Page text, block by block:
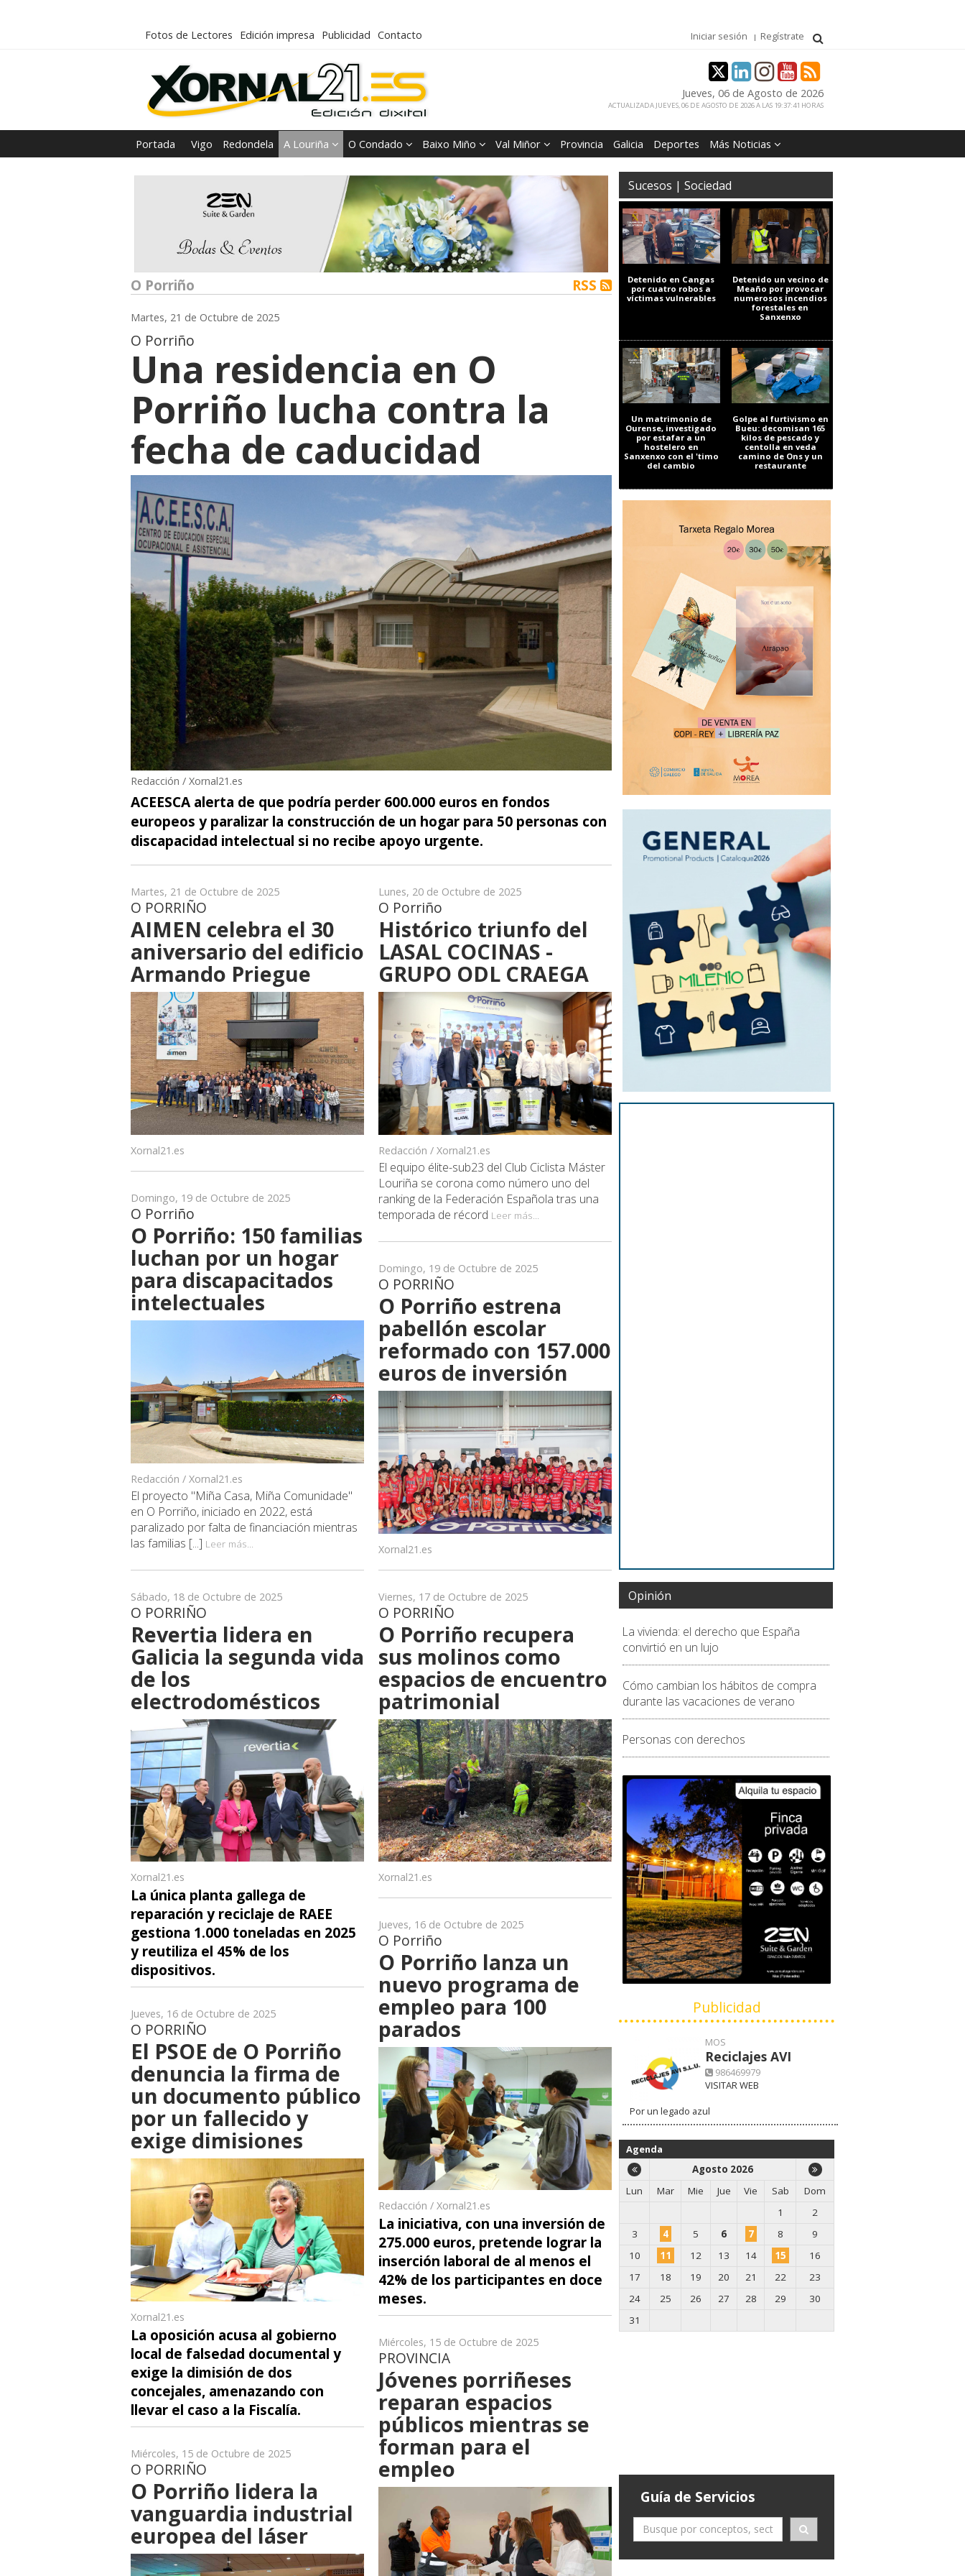
Fotos de Lectores Edición impresa Publicidad Contacto Iniciar sesión Regístrate
Jueves, 06 de Agosto de 2026
ACTUALIZADA JUEVES, 06 DE AGOSTO DE 2026 A LAS 19:37:41 HORAS
Portada Vigo Redondela A Louriña O Condado Baixo Miño Val Miñor Provincia Galicia Deportes Más Noticias
O Porriño RSS
Martes, 21 de Octubre de 2025
O Porriño
Una residencia en O
Porriño lucha contra la
fecha de caducidad
Redacción / Xornal21.es
ACEESCA alerta de que podría perder 600.000 euros en fondos
europeos y paralizar la construcción de un hogar para 50 personas con
discapacidad intelectual si no recibe apoyo urgente.
Martes, 21 de Octubre de 2025
O PORRIÑO
AIMEN celebra el 30
aniversario del edificio
Armando Priegue
Xornal21.es
Domingo, 19 de Octubre de 2025
O Porriño
O Porriño: 150 familias
luchan por un hogar
para discapacitados
intelectuales
Redacción / Xornal21.es
El proyecto "Miña Casa, Miña Comunidade"
en O Porriño, iniciado en 2022, está
paralizado por falta de financiación mientras
las familias [...] Leer más...
Sábado, 18 de Octubre de 2025
O PORRIÑO
Revertia lidera en
Galicia la segunda vida
de los
electrodomésticos
Xornal21.es
La única planta gallega de
reparación y reciclaje de RAEE
gestiona 1.000 toneladas en 2025
y reutiliza el 45% de los
dispositivos.
Jueves, 16 de Octubre de 2025
O PORRIÑO
El PSOE de O Porriño
denuncia la firma de
un documento público
por un fallecido y
exige dimisiones
Xornal21.es
La oposición acusa al gobierno
local de falsedad documental y
exige la dimisión de dos
concejales, amenazando con
llevar el caso a la Fiscalía.
Miércoles, 15 de Octubre de 2025
O PORRIÑO
O Porriño lidera la
vanguardia industrial
europea del láser
Lunes, 20 de Octubre de 2025
O Porriño
Histórico triunfo del
LASAL COCINAS -
GRUPO ODL CRAEGA
Redacción / Xornal21.es
El equipo élite-sub23 del Club Ciclista Máster
Louriña se corona como número uno del
ranking de la Federación Española tras una
temporada de récord Leer más...
Domingo, 19 de Octubre de 2025
O PORRIÑO
O Porriño estrena
pabellón escolar
reformado con 157.000
euros de inversión
Xornal21.es
Viernes, 17 de Octubre de 2025
O PORRIÑO
O Porriño recupera
sus molinos como
espacios de encuentro
patrimonial
Xornal21.es
Jueves, 16 de Octubre de 2025
O Porriño
O Porriño lanza un
nuevo programa de
empleo para 100
parados
Redacción / Xornal21.es
La iniciativa, con una inversión de
275.000 euros, pretende lograr la
inserción laboral de al menos el
42% de los participantes en doce
meses.
Miércoles, 15 de Octubre de 2025
PROVINCIA
Jóvenes porriñeses
reparan espacios
públicos mientras se
forman para el
empleo
Sucesos | Sociedad
Detenido en Cangas
por cuatro robos a
víctimas vulnerables
Detenido un vecino de
Meaño por provocar
numerosos incendios
forestales en
Sanxenxo
Un matrimonio de
Ourense, investigado
por estafar a un
hostelero en
Sanxenxo con el 'timo
del cambio
Golpe al furtivismo en
Bueu: decomisan 165
kilos de pescado y
centolla en veda
camino de Ons y un
restaurante
Opinión
La vivienda: el derecho que España
convirtió en un lujo
Cómo cambian los hábitos de compra
durante las vacaciones de verano
Personas con derechos
Publicidad
MOS
Reciclajes AVI
986469979
VISITAR WEB
Por un legado azul
Agenda
Agosto 2026
Lun
Mar Mie Jue Vie Sab
Dom
1
2
3
4 5 6 7 8
9
10
11 12 13 14 15
16
17
18 19 20 21 22
23
24
25 26 27 28 29
30
31
Guía de Servicios